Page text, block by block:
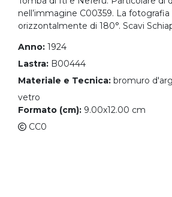
nell’immagine C00359. La
orizzontalmente di 180°. Scavi
Anno: 1924
Lastra: B00444
Materiale e Tecnica: bromuro
vetro
Formato (cm): 9.00x12.00 cm
CC0